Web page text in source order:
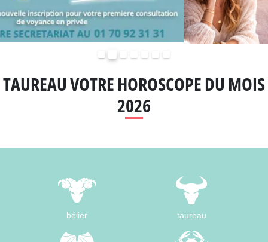
TAUREAU VOTRE HOROSCOPE DU MOIS
2026
bélier taureau